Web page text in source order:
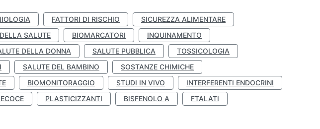
FATTORI DI RISCHIO
SICUREZZA ALIMENTARE
SALUTE BIOMARCATORI
INQUINAMENTO
DELLA DONNA SALUTE PUBBLICA
TOSSICOLOGIA
SALUTE DEL BAMBINO
SOSTANZE CHIMICHE
BIOMONITORAGGIO STUDI IN VIVO
INTERFERENTI ENDOCRINI
PLASTICIZZANTI BISFENOLO A
FTALATI